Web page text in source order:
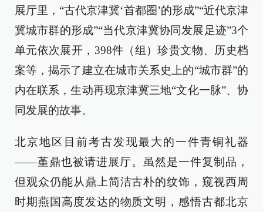
展厅里，“古代京津冀‘首都圈’的形成”“近代京津
冀城市群的形成”“当代京津冀协同发展足迹”3个
单元依次展开，398件（组）珍贵文物、历史档
案等，揭示了建立在城市关系史上的“城市群”的
内在联系，生动再现京津冀三地“文化一脉”、协
同发展的故事。
北京地区目前考古发现最大的一件青铜礼器
——堇鼎也被请进展厅。虽然是一件复制品，
但观众仍能从鼎上简洁古朴的纹饰，窥视西周
时期燕国高度发达的物质文明，感悟古都北京